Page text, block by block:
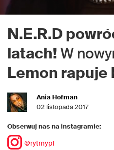
N.E.R.D
latach! W
Lemon rapuje
Ania Hofman
02 listopada 2017
Obserwuj nas na instagramie:
@rytmypl